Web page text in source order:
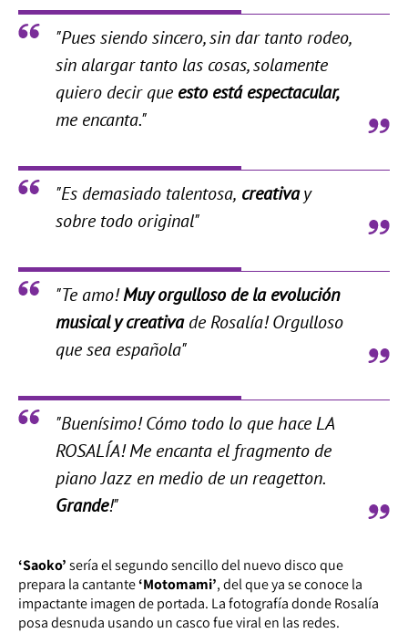
"Pues siendo sincero, sin dar tanto rodeo,
sin alargar tanto las cosas, solamente
quiero decir que esto está espectacular,
me encanta."
"Es demasiado talentosa, creativay
sobre todo original"
"Te amo!Muy orgulloso de la evolución
musical y creativade Rosalía! Orgulloso
que sea española"
"Buenísimo! Cómo todo lo que hace LA
ROSALÍA! Me encanta el fragmento de
piano Jazz en medio de un reagetton.
Grande!"
‘Saoko’sería el segundo sencillo del nuevo disco que
prepara la cantante‘Motomami’, del que ya se conoce la
impactante imagen de portada. La fotografía donde Rosalía
posa desnuda usando un casco fue viral en las redes.